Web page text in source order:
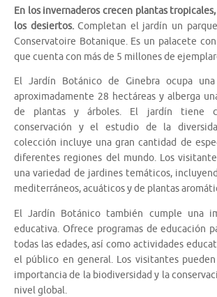
En los invernaderos crecen plantas
los desiertos.Completan el jardín un
Conservatoire Botanique. Es un palacete
que cuenta con más de 5 millones de
El Jardín Botánico de Ginebra ocupa
aproximadamente 28 hectáreas y alberga
de plantas y árboles. El jardín tiene
conservación y el estudio de la
colección incluye una gran cantidad de
diferentes regiones del mundo. Los
una variedad de jardines temáticos,
mediterráneos, acuáticos y de plantas
El Jardín Botánico también cumple una
educativa. Ofrece programas de educación
todas las edades, así como actividades
el público en general. Los visitantes
importancia de la biodiversidad y la
nivel global.